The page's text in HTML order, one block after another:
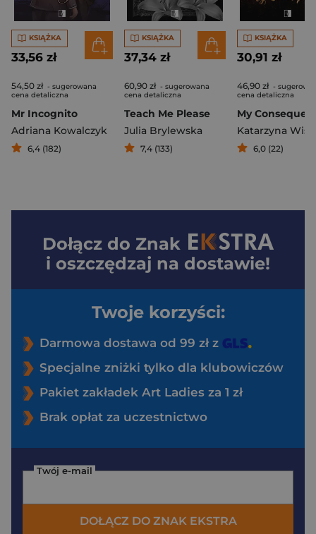
KSIĄŻKA
33,56 zł
54,50 zł - sugerowana
cena detaliczna
Mr Incognito
Adriana Kowalczyk
6,4 (182)
KSIĄŻKA
37,34 zł
60,90 zł - sugerowana
cena detaliczna
Teach Me Please
Julia Brylewska
7,4 (133)
KSIĄŻKA
30,91 zł
46,90 zł -
cena detaliczna
My
6,0 (22)
Dołącz do Znak
i oszczędzaj na dostawie!
Twoje korzyści:
Darmowa dostawa od 99 zł z
Specjalne zniżki tylko dla klubowiczów
Pakiet zakładek Art Ladies za 1 zł
Brak opłat za uczestnictwo
Twój e-mail
DOŁĄCZ DO ZNAK EKSTRA